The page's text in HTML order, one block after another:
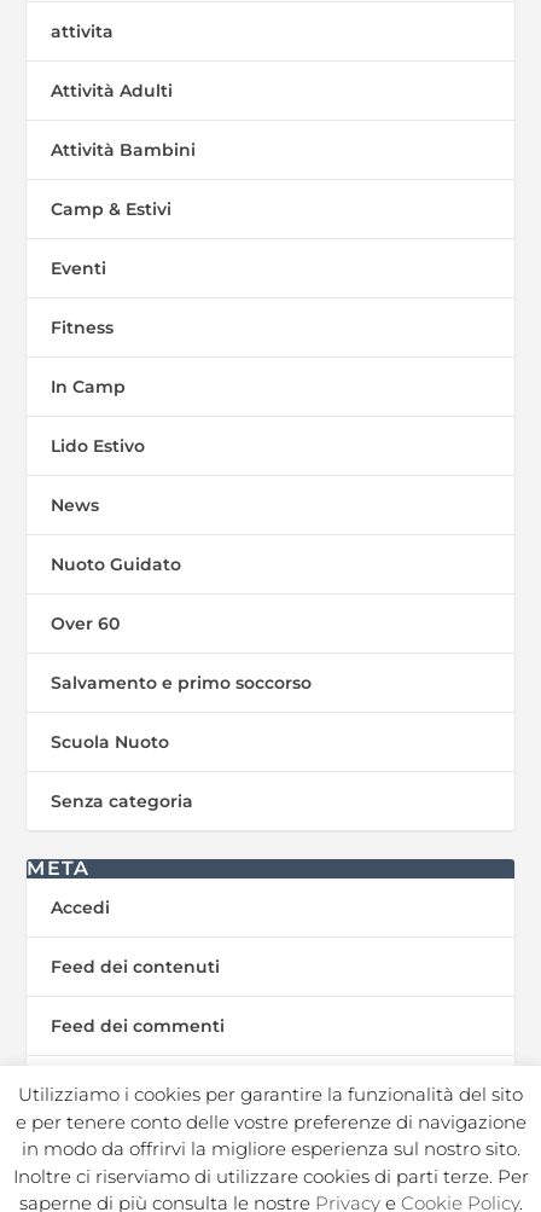
attivita
Attività Adulti
Attività Bambini
Camp & Estivi
Eventi
Fitness
In Camp
Lido Estivo
News
Nuoto Guidato
Over 60
Salvamento e primo soccorso
Scuola Nuoto
Senza categoria
META
Accedi
Feed dei contenuti
Feed dei commenti
WordPress.org
In Sport s.r.l. Societa Sportiva Dilettantistica | C.F./P.I.
Utilizziamo i cookies per garantire la funzionalità del sito
e per tenere conto delle vostre preferenze di navigazione
in modo da offrirvi la migliore esperienza sul nostro sito.
Inoltre ci riserviamo di utilizzare cookies di parti terze. Per
saperne di più consulta le nostre Privacye Cookie Policy.